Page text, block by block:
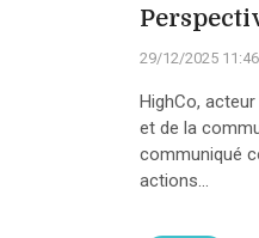
29/12/2025
HighCo,
et de la
communiqué
actions...